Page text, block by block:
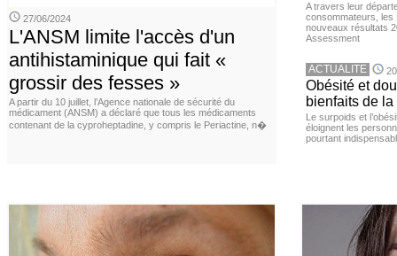
27/06/2024
L'ANSM limite l'accès d'un
antihistaminique qui fait «
grossir des fesses »
A partir du 10 juillet, l’Agence nationale de sécurité du
médicament (ANSM) a déclaré que tous les médicaments
contenant de la cyproheptadine, y compris le Periactine, n�
A travers leur
consommateurs, les
nouveaux résultats
Assessment
ACTUALITE
Obésité et
bienfaits de
Le surpoids et
éloignent les
pourtant